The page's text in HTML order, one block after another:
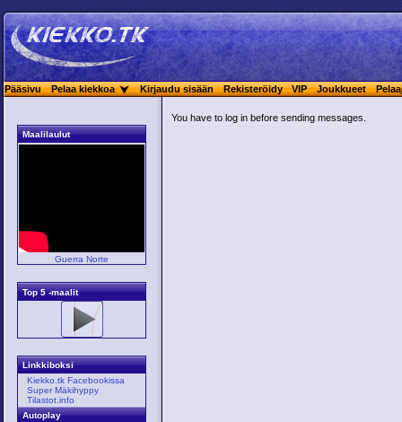
Pääsivu Pelaa kiekkoa Kirjaudu sisään Rekisteröidy VIP Joukkueet
Maalilaulut
Guerra Norte
Top 5 -maalit
Linkkiboksi
Kiekko.tk Facebookissa
Super Mäkihyppy
Tilastot.info
Autoplay
You have to log in before sending messages.